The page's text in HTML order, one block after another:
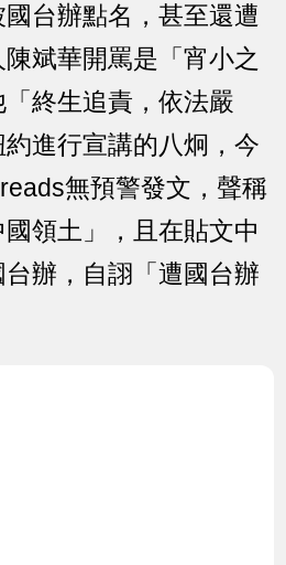
台辦點名，甚至還遭
斌華開罵是「宵小之
終生追責，依法嚴
進行宣講的八炯，今
無預警發文，聲稱
領土」，且在貼文中
辦，自詡「遭國台辦